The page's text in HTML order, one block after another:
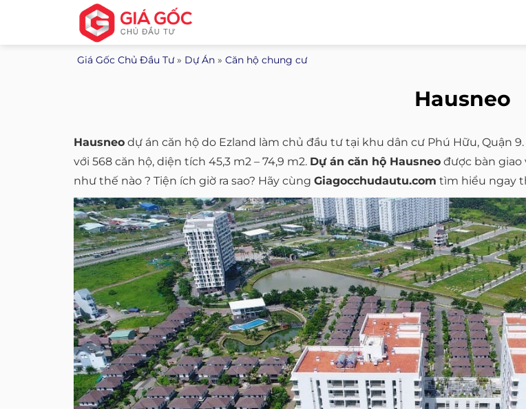
nội
Giá Gốc Chủ Đầu Tư» Dự Án » Căn hộ chung cư
Hausneo
Hausneo dự án căn hộ do Ezland làm chủ đầu tư tại khu dân cư Phú Hữu, Quận
với 568 căn hộ, diện tích 45,3 m2 – 74,9 m2. Dự án căn hộ Hausneo được bàn giao
như thế nào ? Tiện ích giờ ra sao? Hãy cùng Giagocchudautu.com tìm hiểu ngay